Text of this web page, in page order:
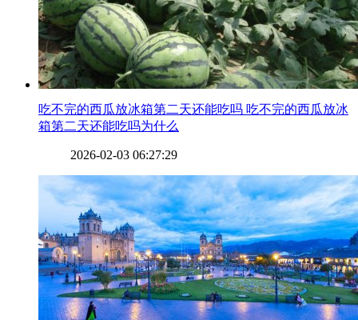
​吃不完的西瓜放冰箱第二天还能吃吗 吃不完的西瓜放冰
箱第二天还能吃吗为什么
2026-02-03 06:27:29